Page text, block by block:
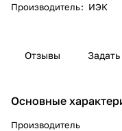
Производитель: ИЭК
Отзывы
Основные
Производитель